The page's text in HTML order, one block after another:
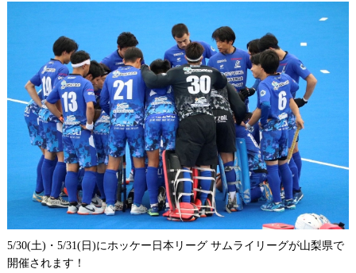
5/30(土)・5/31(日)にホッケー日本リーグ サムライリーグが山梨県で
開催されます！